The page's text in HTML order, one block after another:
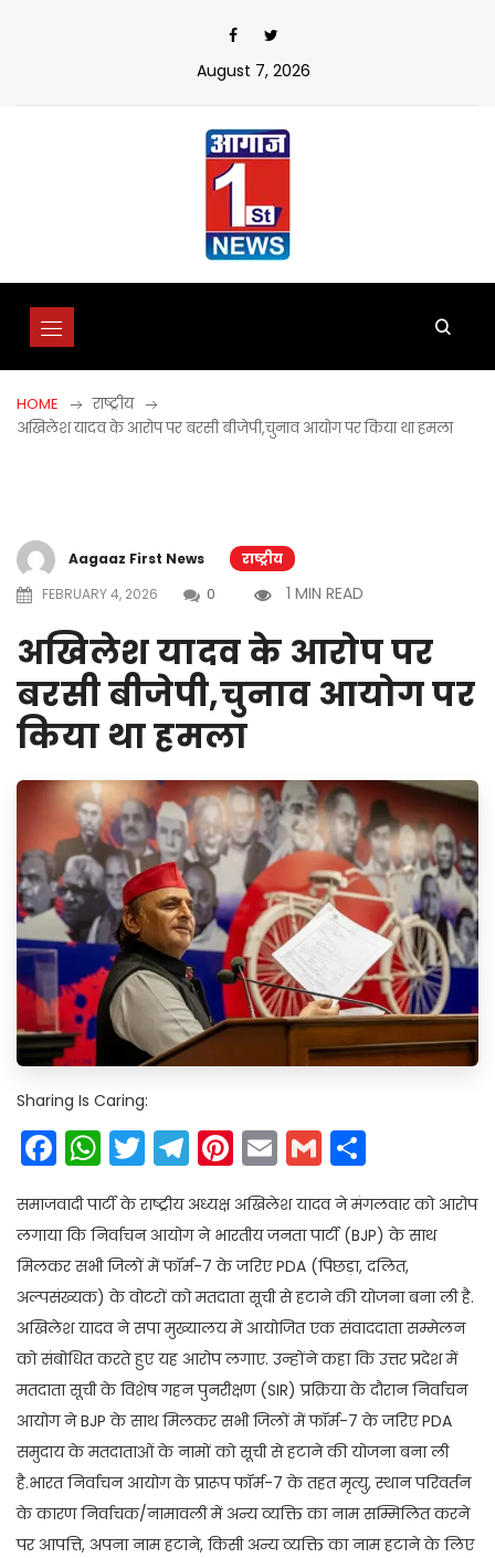
August 7, 2026
HOME
राष्ट्रीय
अखिलेश यादव के आरोप पर बरसी बीजेपी,चुनाव आयोग पर किया था हमला
Aagaaz First News
राष्ट्रीय
FEBRUARY 4, 2026
0 1 MIN READ
अखिलेश यादव के आरोप पर
बरसी बीजेपी,चुनाव आयोग पर
किया था हमला
Sharing Is Caring:
Facebook
WhatsApp
Twitter
Telegram
Pinterest
EmailGmail
समाजवादी पार्टी के राष्ट्रीय अध्यक्ष अखिलेश यादव ने मंगलवार को आरोप
लगाया कि निर्वाचन आयोग ने भारतीय जनता पार्टी (BJP) के साथ
मिलकर सभी जिलों में फॉर्म-7 के जरिए PDA (पिछड़ा, दलित,
अल्पसंख्यक) के वोटरों को मतदाता सूची से हटाने की योजना बना ली है.
अखिलेश यादव ने सपा मुख्यालय में आयोजित एक संवाददाता सम्मेलन
को संबोधित करते हुए यह आरोप लगाए. उन्होंने कहा कि उत्तर प्रदेश में
मतदाता सूची के विशेष गहन पुनरीक्षण (SIR) प्रक्रिया के दौरान निर्वाचन
आयोग ने BJP के साथ मिलकर सभी जिलों में फॉर्म-7 के जरिए PDA
समुदाय के मतदाताओं के नामों को सूची से हटाने की योजना बना ली
है.भारत निर्वाचन आयोग के प्रारूप फॉर्म-7 के तहत मृत्यु, स्थान परिवर्तन
के कारण निर्वाचक/नामावली में अन्य व्यक्ति का नाम सम्मिलित करने
पर आपत्ति, अपना नाम हटाने, किसी अन्य व्यक्ति का नाम हटाने के लिए